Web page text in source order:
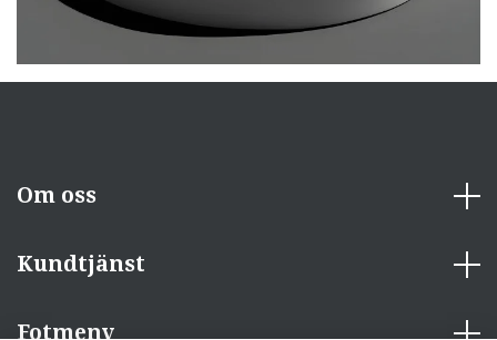
Om oss
Kundtjänst
Fotmeny